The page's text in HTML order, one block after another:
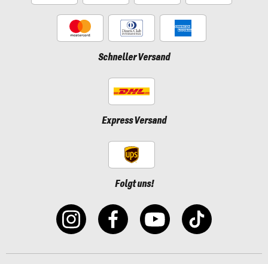
Schneller Versand
Express Versand
Folgt uns!